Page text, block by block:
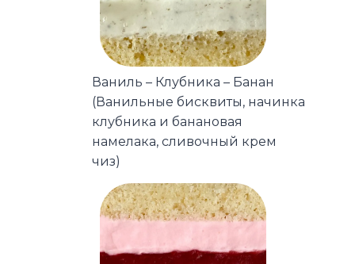
Ваниль – Клубника – Банан
(Ванильные бисквиты, начинка
клубника и банановая
намелака, сливочный крем
чиз)